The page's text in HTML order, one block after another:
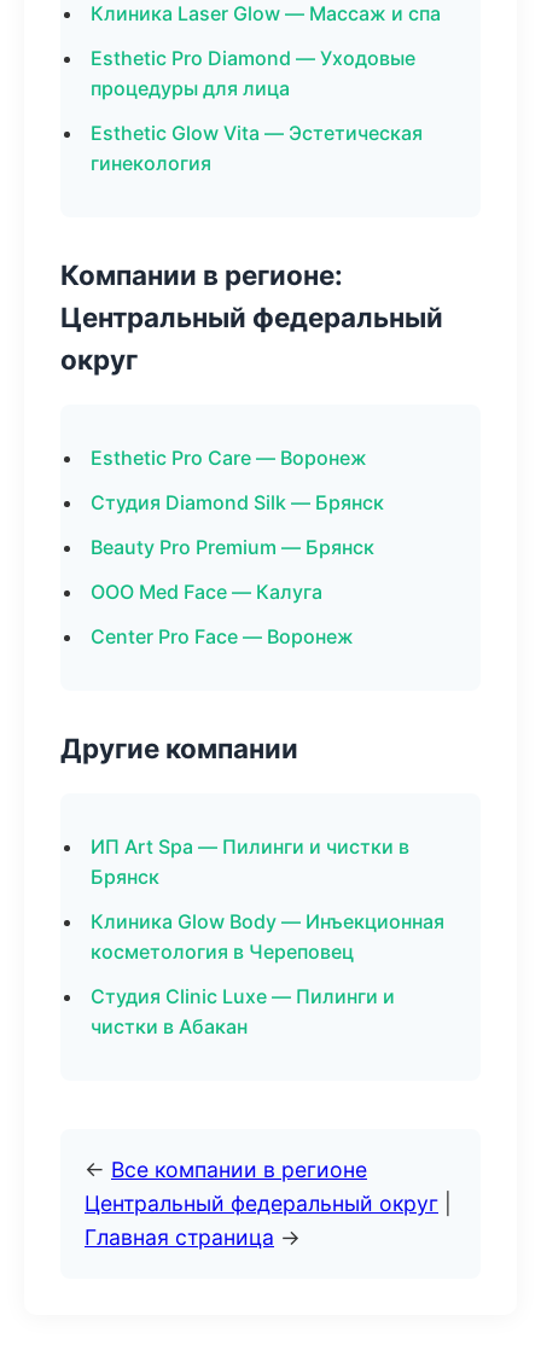
Клиника Laser Glow — Массаж и спа
Esthetic Pro Diamond — Уходовые
процедуры для лица
Esthetic Glow Vita — Эстетическая
гинекология
Компании в регионе:
Центральный федеральный
округ
Esthetic Pro Care — Воронеж
Студия Diamond Silk — Брянск
Beauty Pro Premium — Брянск
ООО Med Face — Калуга
Center Pro Face — Воронеж
Другие компании
ИП Art Spa — Пилинги и чистки в
Брянск
Клиника Glow Body — Инъекционная
косметология в Череповец
Студия Clinic Luxe — Пилинги и
чистки в Абакан
← Все компании в регионе
Центральный федеральный округ
Главная страница →